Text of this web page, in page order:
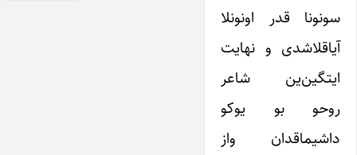
سونونا قدر اونونلا
آیاقلاشدی و نهایت
ایتگین‌ین شاعر
روحو بو یوکو
داشیماقدان واز